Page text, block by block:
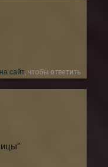
сайт, чтобы ответить